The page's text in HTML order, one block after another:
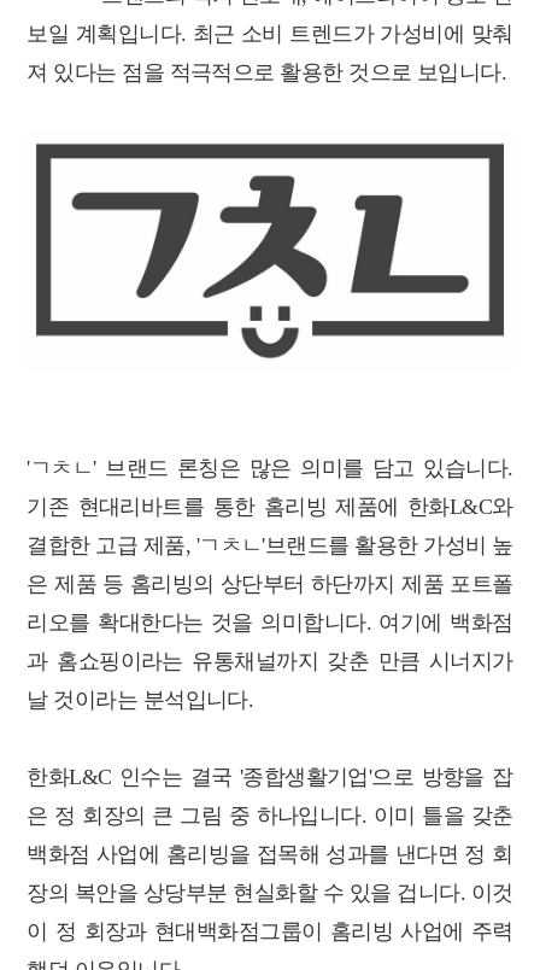
보일 계획입니다. 최근 소비 트렌드가 가성비에 맞춰
져 있다는 점을 적극적으로 활용한 것으로 보입니다.
'ㄱㅊㄴ' 브랜드 론칭은 많은 의미를 담고 있습니다.
기존 현대리바트를 통한 홈리빙 제품에 한화L&C와
결합한 고급 제품, 'ㄱㅊㄴ'브랜드를 활용한 가성비 높
은 제품 등 홈리빙의 상단부터 하단까지 제품 포트폴
리오를 확대한다는 것을 의미합니다. 여기에 백화점
과 홈쇼핑이라는 유통채널까지 갖춘 만큼 시너지가
날 것이라는 분석입니다.
한화L&C 인수는 결국 '종합생활기업'으로 방향을 잡
은 정 회장의 큰 그림 중 하나입니다. 이미 틀을 갖춘
백화점 사업에 홈리빙을 접목해 성과를 낸다면 정 회
장의 복안을 상당부분 현실화할 수 있을 겁니다. 이것
이 정 회장과 현대백화점그룹이 홈리빙 사업에 주력